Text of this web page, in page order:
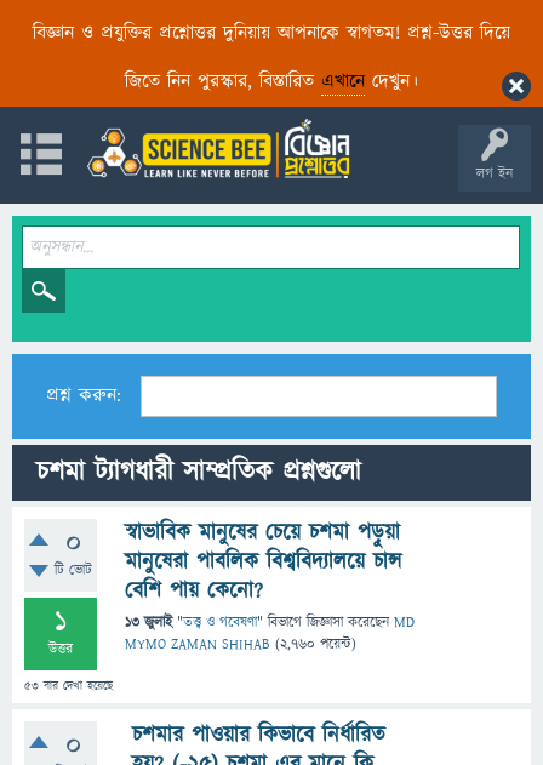
বিজ্ঞান ও প্রযুক্তির প্রশ্নোত্তর দুনিয়ায় আপনাকে স্বাগতম! প্রশ্ন-উত্তর দিয়ে
জিতে নিন পুরস্কার, বিস্তারিত এখানেদেখুন।
লগ ইন
প্রশ্ন করুন:
চশমা ট্যাগধারী সাম্প্রতিক প্রশ্নগুলো
0
টি ভোট
1
উত্তর
53 বার দেখা হয়েছে
স্বাভাবিক মানুষের চেয়ে চশমা পড়ুয়া
মানুষেরা পাবলিক বিশ্ববিদ্যালয়ে চান্স
বেশি পায় কেনো?
13 জুলাই "তত্ত্ব ও গবেষণা" বিভাগে জিজ্ঞাসাকরেছেনMD
MYMO ZAMAN SHIHAB (2,760 পয়েন্ট)
0
চশমার পাওয়ার কিভাবে নির্ধারিত